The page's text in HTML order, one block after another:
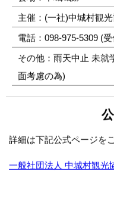
主催：(一社)中城村観
電話：098-975-5309 (
その他：雨天中止 未就
面考慮の為)
詳細は下記公式ページを
一般社団法人 中城村観